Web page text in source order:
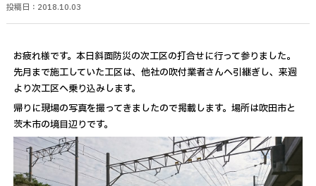
投稿日：2018.10.03
お疲れ様です。本日斜面防災の次工区の打合せに行って参りました。
先月まで施工していた工区は、他社の吹付業者さんへ引継ぎし、来週
より次工区へ乗り込みします。
帰りに現場の写真を撮ってきましたので掲載します。場所は吹田市と
茨木市の境目辺りです。